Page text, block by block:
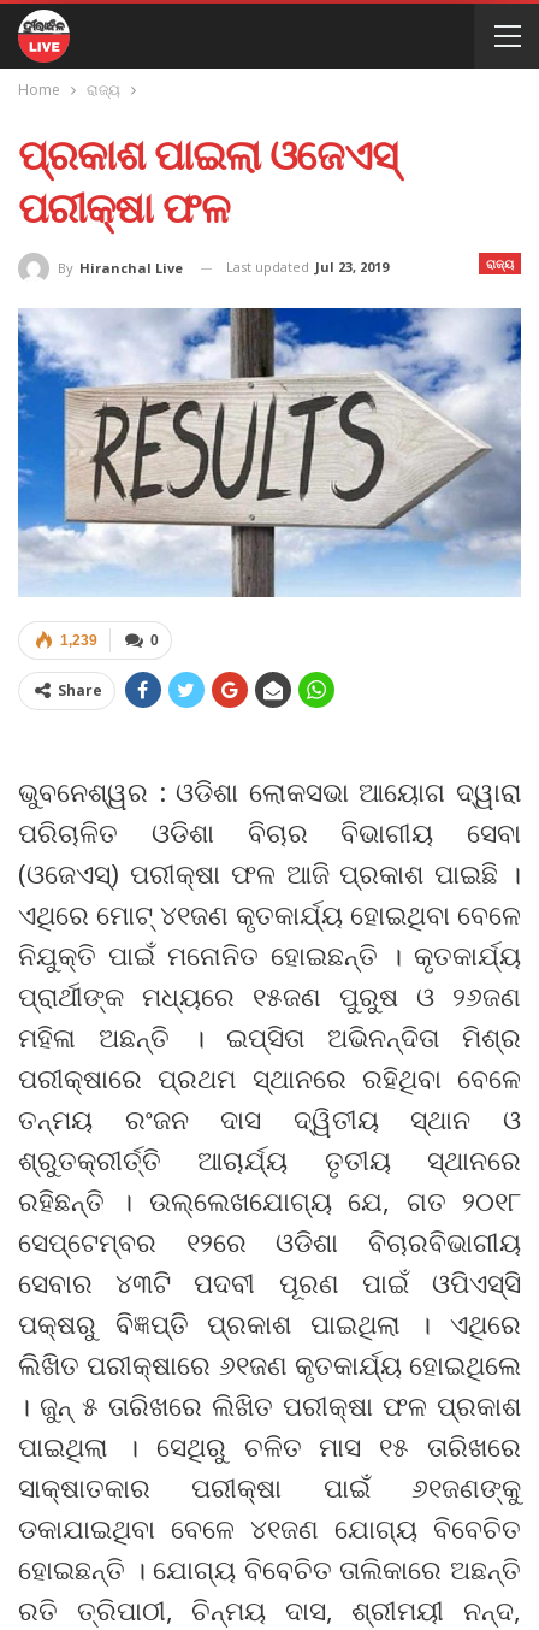
Home ରାଜ୍ୟ
ପ୍ରକାଶ ପାଇଲା ଓଜେଏସ୍
ପରୀକ୍ଷା ଫଳ
ରାଜ୍ୟ
By Hiranchal Live Last updated Jul 23, 2019
0
1,239
Share
ଭୁବନେଶ୍ୱର : ଓଡିଶା ଲୋକସଭା ଆୟୋଗ ଦ୍ୱାରା
ପରିଚାଳିତ ଓଡିଶା ବିଚାର ବିଭାଗୀୟ ସେବା
(ଓଜେଏସ୍) ପରୀକ୍ଷା ଫଳ ଆଜି ପ୍ରକାଶ ପାଇଛି ।
ଏଥିରେ ମୋଟ୍ ୪୧ଜଣ କୃତକାର୍ଯ୍ୟ ହୋଇଥିବା ବେଳେ
ନିଯୁକ୍ତି ପାଇଁ ମନୋନିତ ହୋଇଛନ୍ତି । କୃତକାର୍ଯ୍ୟ
ପ୍ରାର୍ଥୀଙ୍କ ମଧ୍ୟରେ ୧୫ଜଣ ପୁରୁଷ ଓ ୨୬ଜଣ
ମହିଳା ଅଛନ୍ତି । ଇପ୍ସିତା ଅଭିନନ୍ଦିତା ମିଶ୍ର
ପରୀକ୍ଷାରେ ପ୍ରଥମ ସ୍ଥାନରେ ରହିଥିବା ବେଳେ
ତନ୍ମୟ ରଂଜନ ଦାସ ଦ୍ୱିତୀୟ ସ୍ଥାନ ଓ
ଶ୍ରୁତକ୍ରୀର୍ତ୍ତି ଆଚାର୍ଯ୍ୟ ତୃତୀୟ ସ୍ଥାନରେ
ରହିଛନ୍ତି । ଉଲ୍ଲେଖଯୋଗ୍ୟ ଯେ, ଗତ ୨୦୧୮
ସେପ୍ଟେମ୍ବର ୧୨ରେ ଓଡିଶା ବିଚାରବିଭାଗୀୟ
ସେବାର ୪୩ଟି ପଦବୀ ପୂରଣ ପାଇଁ ଓପିଏସ୍ସି
ପକ୍ଷରୁ ବିଜ୍ଞପ୍ତି ପ୍ରକାଶ ପାଇଥିଲା । ଏଥିରେ
ଲିଖିତ ପରୀକ୍ଷାରେ ୬୧ଜଣ କୃତକାର୍ଯ୍ୟ ହୋଇଥିଲେ
। ଜୁନ୍ ୫ ତାରିଖରେ ଲିଖିତ ପରୀକ୍ଷା ଫଳ ପ୍ରକାଶ
ପାଇଥିଲା । ସେଥିରୁ ଚଳିତ ମାସ ୧୫ ତାରିଖରେ
ସାକ୍ଷାତକାର ପରୀକ୍ଷା ପାଇଁ ୬୧ଜଣଙ୍କୁ
ଡକାଯାଇଥିବା ବେଳେ ୪୧ଜଣ ଯୋଗ୍ୟ ବିବେଚିତ
ହୋଇଛନ୍ତି । ଯୋଗ୍ୟ ବିବେଚିତ ତାଲିକାରେ ଅଛନ୍ତି
ରତି ତ୍ରିପାଠୀ, ଚିନ୍ମୟ ଦାସ, ଶ୍ରୀମୟୀ ନନ୍ଦ,